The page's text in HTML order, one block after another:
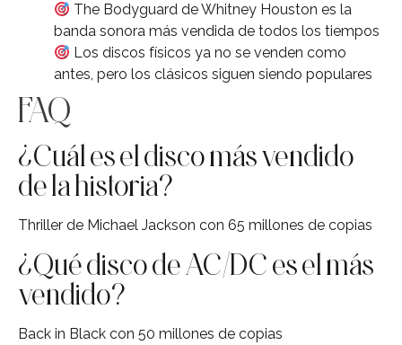
The Bodyguard de Whitney Houston es la
banda sonora más vendida de todos los tiempos
Los discos físicos ya no se venden como
antes, pero los clásicos siguen siendo populares
FAQ
¿Cuál es el disco más vendido
de la historia?
Thriller de Michael Jackson con 65 millones de copias
¿Qué disco de AC/DC es el más
vendido?
Back in Black con 50 millones de copias